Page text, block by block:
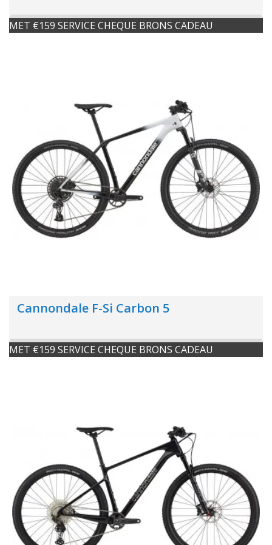
MET €159 SERVICE CHEQUE BRONS CADEAU
Cannondale F-Si Carbon 5
MET €159 SERVICE CHEQUE BRONS CADEAU